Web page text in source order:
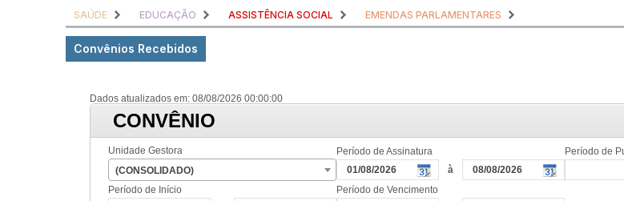
SAÚDE
EDUCAÇÃO ASSISTÊNCIA SOCIAL EMENDAS PARLAMENTARES
Convênios Recebidos